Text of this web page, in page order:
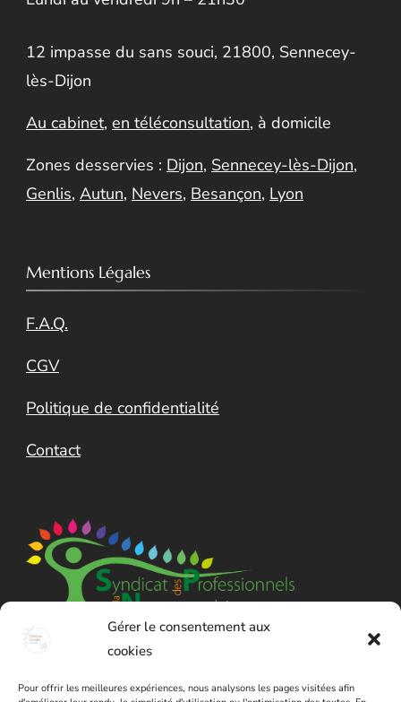
Gérer le consentement aux
cookies
Pour offrir les meilleures expériences, nous analysons les pages visitées afin
12 impasse du sans souci, 21800, Sennecey-
lès-Dijon
Au cabinet, en téléconsultation, à domicile
Zones desservies : Dijon, Sennecey-lès-Dijon,
Genlis, Autun, Nevers, Besançon, Lyon
Mentions Légales
F.A.Q.
CGV
Politique de confidentialité
Contact